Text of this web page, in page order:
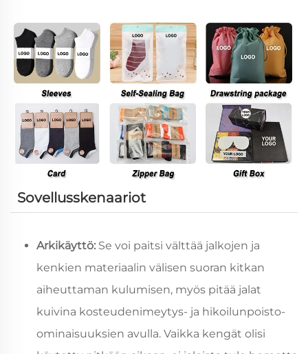
Sovellusskenaariot
Arkikäyttö: Se voi paitsi välttää jalkojen ja
kenkien materiaalin välisen suoran kitkan
aiheuttaman kulumisen, myös pitää jalat
kuivina kosteudenimeytys- ja hikoilunpoisto-
ominaisuuksien avulla. Vaikka kengät olisi